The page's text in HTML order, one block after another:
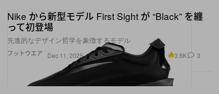
フットウエア
Nike から新型モデル First Sight が “Black” を纏
って初登場
先進的なデザイン哲学を象徴するモデル
Dec 11, 2025 3.6K 3